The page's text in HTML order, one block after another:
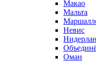
Макао
Мальта
Нeвис
Оман